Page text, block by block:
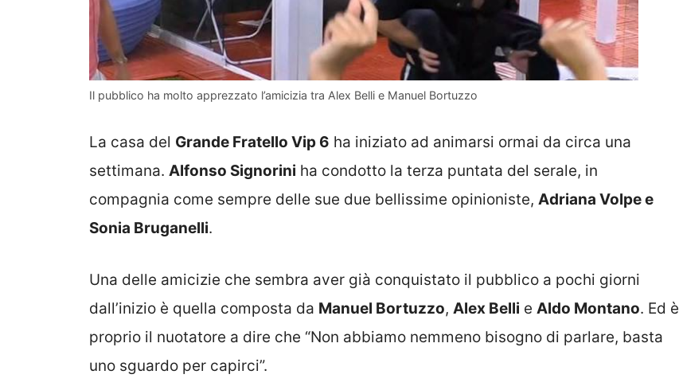
Il pubblico ha molto apprezzato l’amicizia tra Alex Belli e Manuel Bortuzzo
La casa del Grande Fratello Vip 6 ha iniziato ad animarsi ormai da circa una
settimana. Alfonso Signorini ha condotto la terza puntata del serale, in
compagnia come sempre delle sue due bellissime opinioniste, Adriana Volpe e
Sonia Bruganelli.
Una delle amicizie che sembra aver già conquistato il pubblico a pochi giorni
dall’inizio è quella composta da Manuel Bortuzzo, Alex Belli e Aldo Montano. Ed è
proprio il nuotatore a dire che “Non abbiamo nemmeno bisogno di parlare, basta
uno sguardo per capirci”.